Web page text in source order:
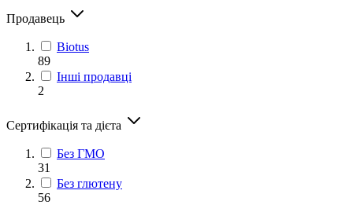
Продавець
Biotus
89
Інші продавці
2
Сертифікація та дієта
Без ГМО
31
Без глютену
56